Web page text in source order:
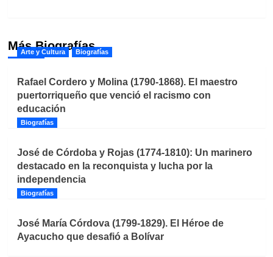
Más Biografías
Arte y Cultura Biografías
Rafael Cordero y Molina (1790-1868). El maestro
puertorriqueño que venció el racismo con
educación
Biografías
José de Córdoba y Rojas (1774-1810): Un marinero
destacado en la reconquista y lucha por la
independencia
Biografías
José María Córdova (1799-1829). El Héroe de
Ayacucho que desafió a Bolívar